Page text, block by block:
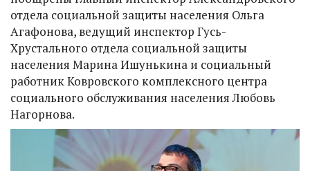
отдела социальной защиты населения Ольга
Агафонова, ведущий инспектор Гусь-
Хрустального отдела социальной защиты
населения Марина Ишунькина и социальный
работник Ковровского комплексного центра
социального обслуживания населения Любовь
Нагорнова.